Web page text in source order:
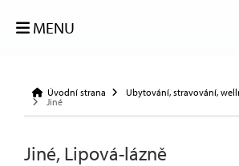
MENU
Úvodní strana Ubytování, stravování,
Jiné
Jiné, Lipová-lázně